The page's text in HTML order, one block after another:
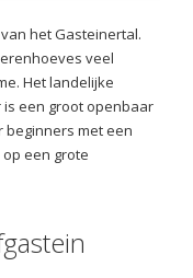
het Gasteinertal.
veel
Het landelijke
een groot openbaar
beginners met een
een grote